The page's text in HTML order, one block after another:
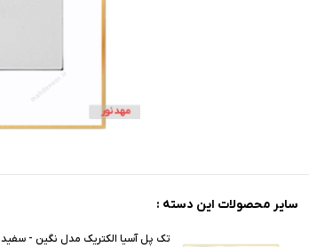
سایر محصولات این دسته :
تک پل آسیا الکتریک مدل نگین - سفید